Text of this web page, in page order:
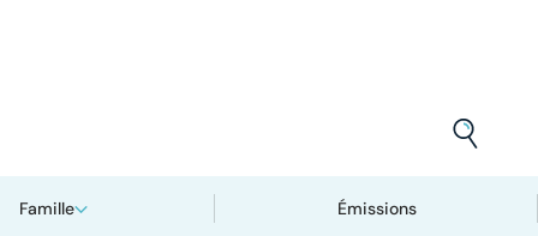
Famille Émissions